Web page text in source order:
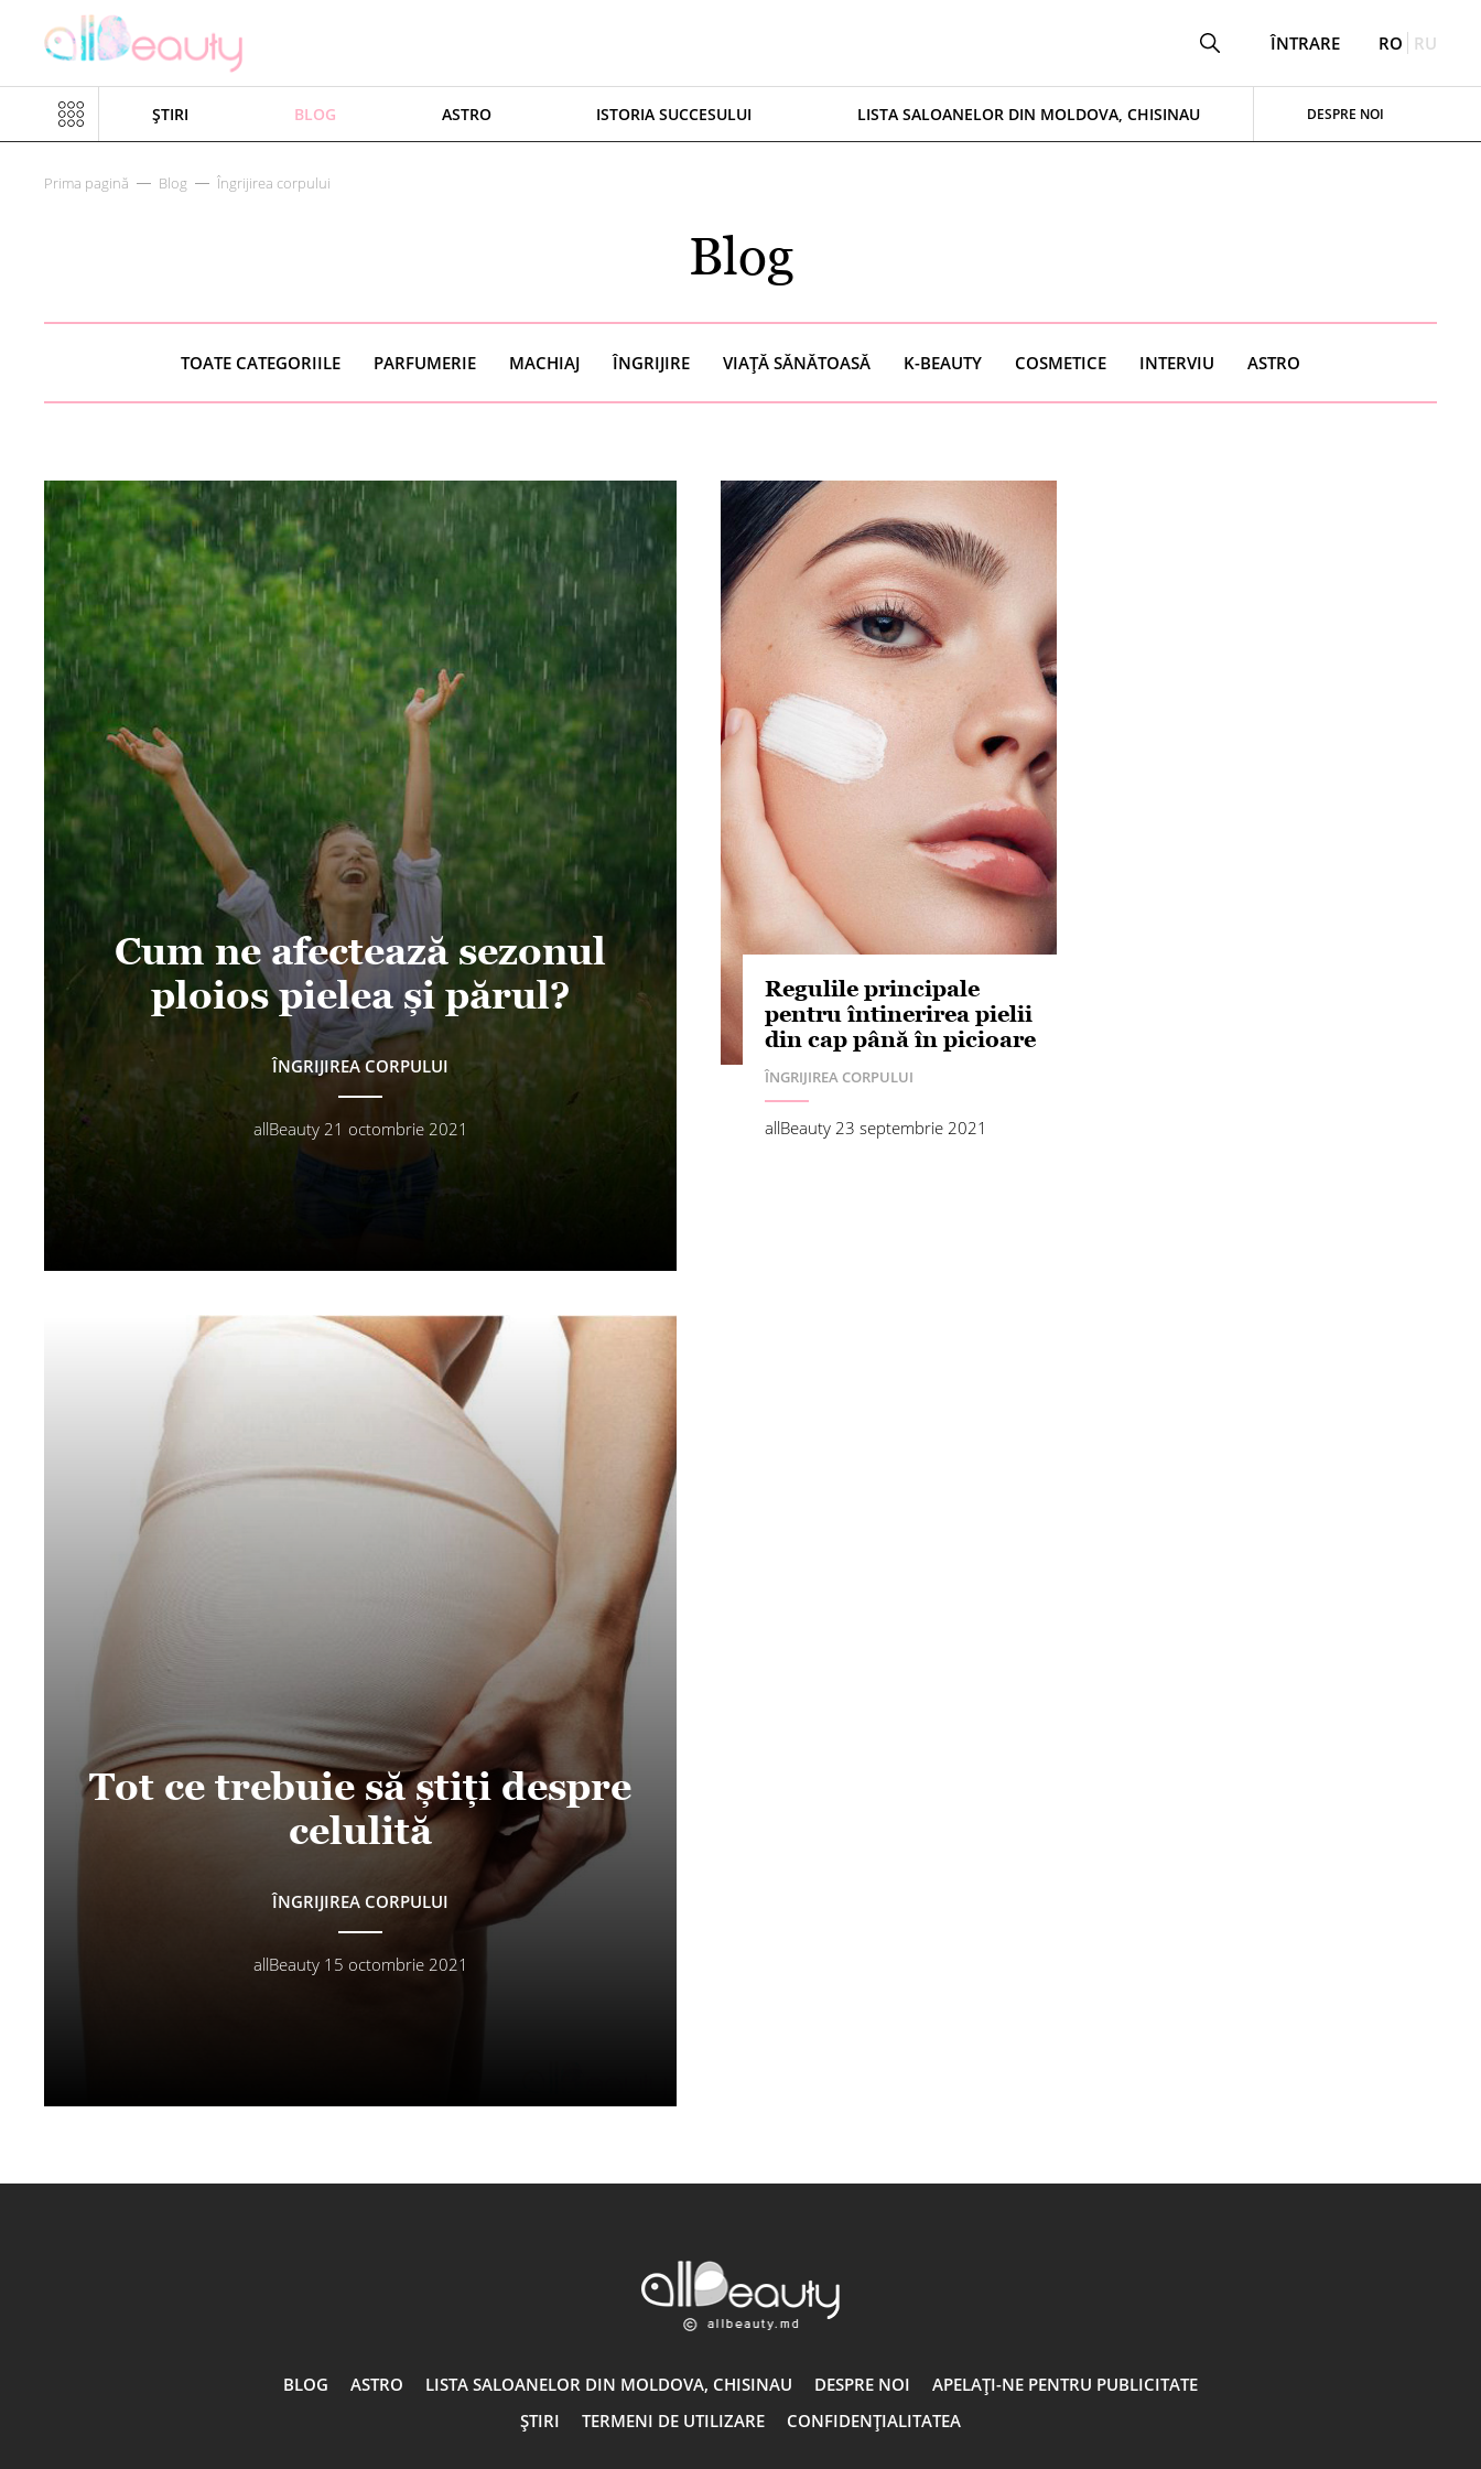
ÎNTRARE RO RU
ȘTIRI BLOG ASTRO ISTORIA SUCCESULUI LISTA SALOANELOR DIN MOLDOVA, CHISINAU DESPRE NOI
Prima pagină Blog Îngrijirea corpului
Blog
TOATE CATEGORIILE PARFUMERIE MACHIAJ ÎNGRIJIRE VIAȚĂ SĂNĂTOASĂ K-BEAUTY СOSMETICE INTERVIU ASTRO
Cum ne afectează sezonul
ploios pielea și părul?
ÎNGRIJIREA CORPULUI
allBeauty 21 octombrie 2021
Tot ce trebuie să știți despre
celulită
ÎNGRIJIREA CORPULUI
allBeauty 15 octombrie 2021
Regulile principale
pentru întinerirea pielii
din cap până în picioare
ÎNGRIJIREA CORPULUI
allBeauty 23 septembrie 2021
BLOG ASTRO LISTA SALOANELOR DIN MOLDOVA, CHISINAU DESPRE NOI
APELAȚI-NE PENTRU PUBLICITATE
ȘTIRI
TERMENI DE UTILIZARE CONFIDENȚIALITATEA